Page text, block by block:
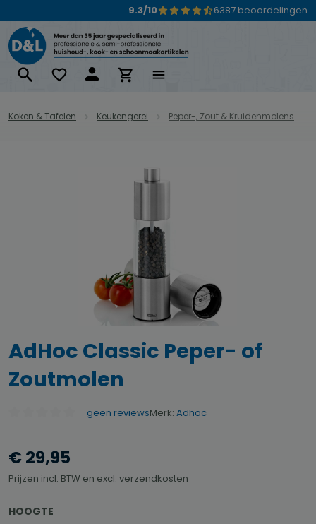
9.3/10 6387 beoordelingen
Koken & Tafelen Keukengerei Peper-, Zout & Kruidenmolens
Afbeeldingengalerij overslaan
AdHoc Classic Peper- of
Zoutmolen
geen reviewsMerk: Adhoc
€ 29,95
Prijzen incl. BTW en excl. verzendkosten
SELECTEER
HOOGTE